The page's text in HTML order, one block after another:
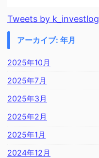
Tweets by k_investlog
アーカイブ: 年月
2025年10月
2025年7月
2025年3月
2025年2月
2025年1月
2024年12月